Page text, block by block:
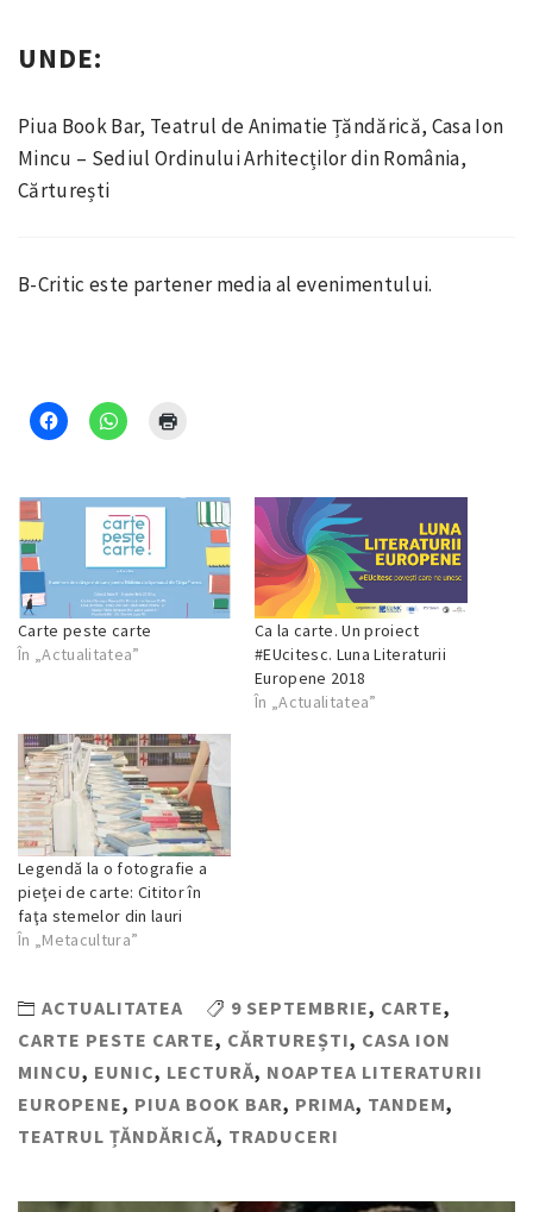
UNDE:
Piua Book Bar, Teatrul de Animatie Țăndărică, Casa Ion
Mincu – Sediul Ordinului Arhitecților din România,
Cărturești
B-Critic este partener media al evenimentului.
Carte peste carte
În „Actualitatea”
Ca la carte. Un proiect
#EUcitesc. Luna Literaturii
Europene 2018
În „Actualitatea”
Legendă la o fotografie a
pieţei de carte: Cititor în
faţa stemelor din lauri
În „Metacultura”
ACTUALITATEA 9 SEPTEMBRIE, CARTE,
CARTE PESTE CARTE, CĂRTUREȘTI, CASA ION
MINCU, EUNIC, LECTURĂ, NOAPTEA LITERATURII
EUROPENE, PIUA BOOK BAR, PRIMA, TANDEM,
TEATRUL ȚĂNDĂRICĂ, TRADUCERI